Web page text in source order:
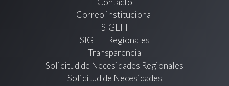
Correo institucional
SIGEFI
SIGEFI Regionales
Transparencia
Solicitud de Necesidades Regionales
Solicitud de Necesidades